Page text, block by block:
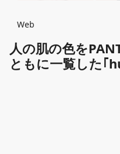
Breadcrumb
Web
人の肌の色を
ともに一覧した｢